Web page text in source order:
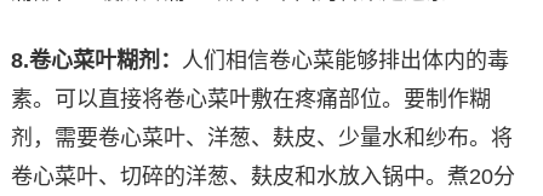
8.卷心菜叶糊剂： 人们相信卷心菜能够排出体内的毒
素。可以直接将卷心菜叶敷在疼痛部位。要制作糊
剂，需要卷心菜叶、洋葱、麸皮、少量水和纱布。将
卷心菜叶、切碎的洋葱、麸皮和水放入锅中。煮20分